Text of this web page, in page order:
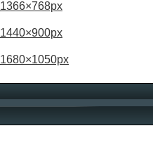
1366×768px
1440×900px
1680×1050px